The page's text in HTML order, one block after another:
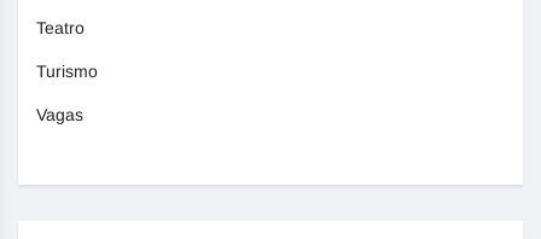
Teatro
Turismo
Vagas